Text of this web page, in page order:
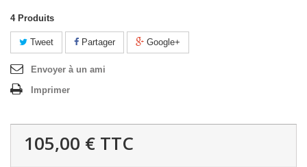
4 Produits
Tweet Partager Google+
Envoyer à un ami
Imprimer
105,00 € TTC